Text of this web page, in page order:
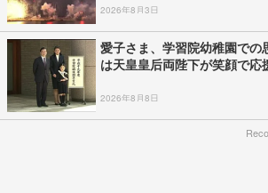
2026年8月3日
愛子さま、学習院幼稚園で
は天皇皇后両陛下が笑顔で
2026年8月8日